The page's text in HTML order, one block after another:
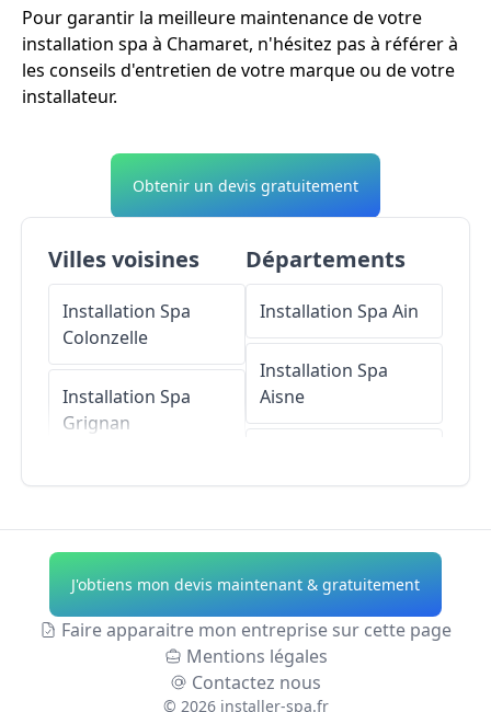
Pour garantir la meilleure maintenance de votre
installation spa à Chamaret, n'hésitez pas à référer à
les conseils d'entretien de votre marque ou de votre
installateur.
Obtenir un devis gratuitement
Villes voisines
Installation Spa
Colonzelle
Installation Spa
Grignan
Installation Spa
Richerenches
Installation Spa
Départements
Installation Spa Ain
Installation Spa
Aisne
Allier
Provence
Installation Spa
Hautes-Alpes
J'obtiens mon devis maintenant & gratuitement
Faire apparaitre mon entreprise sur cette page
Mentions légales
Contactez nous
© 2026 installer-spa.fr